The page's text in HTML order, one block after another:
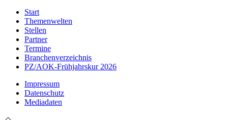
Start
Themenwelten
Stellen
Partner
Termine
Branchenverzeichnis
PZ/AOK-Frühjahrskur 2026
Impressum
Datenschutz
Mediadaten